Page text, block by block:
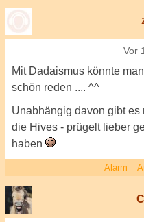
Vor
Mit Dadaismus könnte
schön reden .... ^^
Unabhängig davon gibt
die Hives - prügelt lieber
haben
Alarm